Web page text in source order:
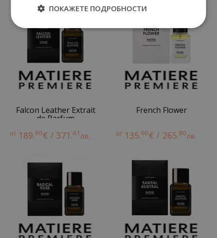
Falcon Leather Extrait
de Parfum
от 189.90€ / 371.41лв.
French Flower
от 135.90€ / 265.80лв.
ПОКАЖЕТЕ ПОДРОБНОСТИ